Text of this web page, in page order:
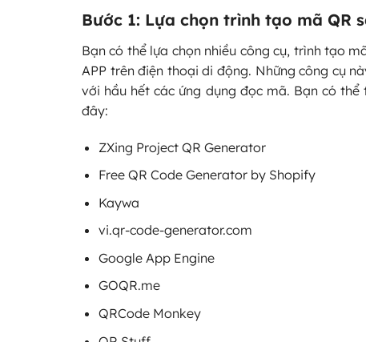
Bước 1: Lựa chọn trình tạo mã QR
Bạn có thể lựa chọn nhiều công cụ, trình tạo
APP trên điện thoại di động. Những công cụ
với hầu hết các ứng dụng đọc mã. Bạn có
đây:
ZXing Project QR Generator
Free QR Code Generator by Shopify
Kaywa
vi.qr-code-generator.com
Google App Engine
GOQR.me
QRCode Monkey